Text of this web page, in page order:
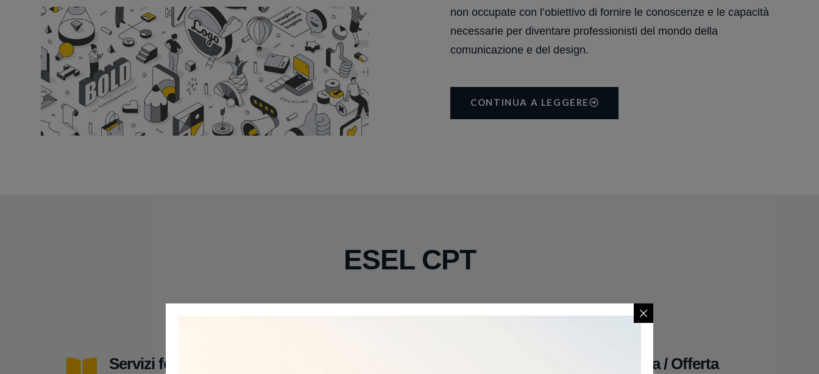
non occupate con l’obiettivo di fornire le conoscenze e le capacità
necessarie per diventare professionisti del mondo della
comunicazione e del design.
CONTINUA A LEGGERE
ESEL CPT
Servizi formativi Domanda / Offerta